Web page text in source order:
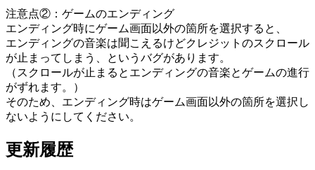
注意点②：ゲームのエンディング
エンディング時にゲーム画面以外の箇所を選択すると、
エンディングの音楽は聞こえるけどクレジットのスクロール
が止まってしまう、というバグがあります。
（スクロールが止まるとエンディングの音楽とゲームの進行
がずれます。）
そのため、エンディング時はゲーム画面以外の箇所を選択し
ないようにしてください。
更新履歴